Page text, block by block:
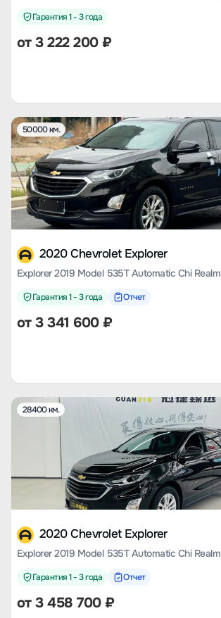
Гарантия 1 - 3 года
от3 222 200₽
50000 км.
2020 Chevrolet Explorer
Гарантия 1 - 3 года Отчет
от3 341 600₽
28400 км.
2020 Chevrolet Explorer
Гарантия 1 - 3 года Отчет
от3 458 700₽